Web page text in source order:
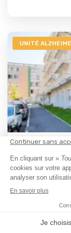
UNITÉ
EHPAD
EHPAD